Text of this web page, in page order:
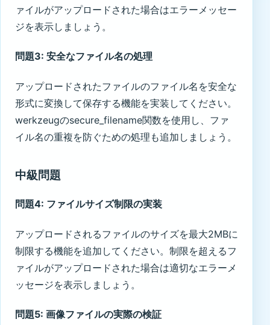
ァイルがアップロードされた場合はエラーメッセー
ジを表示しましょう。
問題3: 安全なファイル名の処理
アップロードされたファイルのファイル名を安全な
形式に変換して保存する機能を実装してください。
werkzeugのsecure_filename関数を使用し、ファ
イル名の重複を防ぐための処理も追加しましょう。
中級問題
問題4: ファイルサイズ制限の実装
アップロードされるファイルのサイズを最大2MBに
制限する機能を追加してください。制限を超えるフ
ァイルがアップロードされた場合は適切なエラーメ
ッセージを表示しましょう。
問題5: 画像ファイルの実際の検証